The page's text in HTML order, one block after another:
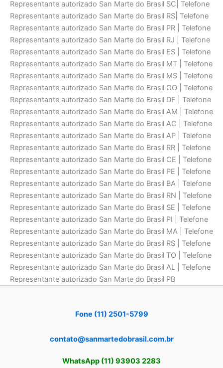
Representante autorizado San Marte do Brasil SC| Telefone
Representante autorizado San Marte do Brasil RS| Telefone
Representante autorizado San Marte do Brasil PR | Telefone
Representante autorizado San Marte do Brasil RJ | Telefone
Representante autorizado San Marte do Brasil ES | Telefone
Representante autorizado San Marte do Brasil MT | Telefone
Representante autorizado San Marte do Brasil MS | Telefone
Representante autorizado San Marte do Brasil GO | Telefone
Representante autorizado San Marte do Brasil DF | Telefone
Representante autorizado San Marte do Brasil AM | Telefone
Representante autorizado San Marte do Brasil AC | Telefone
Representante autorizado San Marte do Brasil AP | Telefone
Representante autorizado San Marte do Brasil RR | Telefone
Representante autorizado San Marte do Brasil CE | Telefone
Representante autorizado San Marte do Brasil PE | Telefone
Representante autorizado San Marte do Brasil BA | Telefone
Representante autorizado San Marte do Brasil RN | Telefone
Representante autorizado San Marte do Brasil SE | Telefone
Representante autorizado San Marte do Brasil PI | Telefone
Representante autorizado San Marte do Brasil MA | Telefone
Representante autorizado San Marte do Brasil RS | Telefone
Representante autorizado San Marte do Brasil TO | Telefone
Representante autorizado San Marte do Brasil AL | Telefone
Representante autorizado San Marte do Brasil PB
Fone (11) 2501-5799
contato@sanmartedobrasil.com.br
WhatsApp (11) 93903 2283